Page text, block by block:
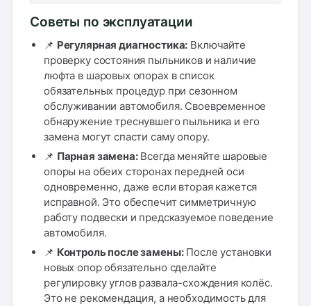
Советы по эксплуатации
📌 Регулярная диагностика: Включайте
проверку состояния пыльников и наличие
люфта в шаровых опорах в список
обязательных процедур при сезонном
обслуживании автомобиля. Своевременное
обнаружение треснувшего пыльника и его
замена могут спасти саму опору.
📌 Парная замена:Всегда меняйте шаровые
опоры на обеих сторонах передней оси
одновременно, даже если вторая кажется
исправной. Это обеспечит симметричную
работу подвески и предсказуемое поведение
автомобиля.
📌 Контроль после замены:После установки
новых опор обязательно сделайте
регулировку углов развала-схождения колёс.
Это не рекомендация, а необходимость для